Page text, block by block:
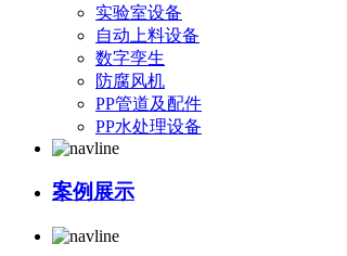
实验室设备
自动上料设备
数字孪生
防腐风机
PP管道及配件
PP水处理设备
案例展示